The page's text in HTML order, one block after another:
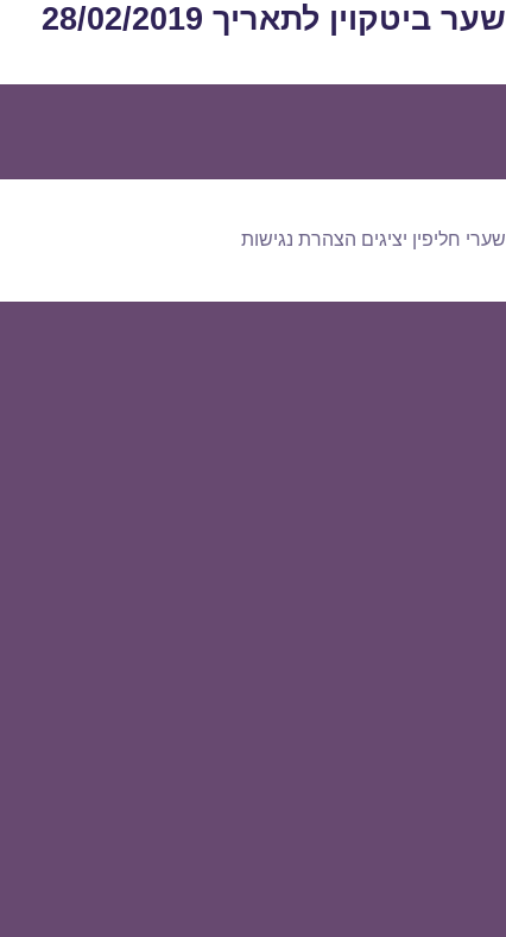
הפוסט
שער ביטקוין לתאריך 28/02/2019
שערי חליפין יציגים הצהרת נגישות